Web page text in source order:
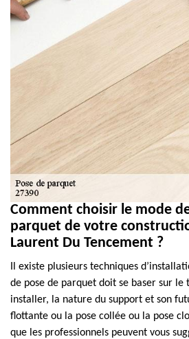
Comment choisir le mode
parquet de votre
Laurent Du Tencement ?
Il existe plusieurs techniques
de pose de parquet doit se baser sur le
installer, la nature du support et son
flottante ou la pose collée ou la pose
que les professionnels peuvent vous